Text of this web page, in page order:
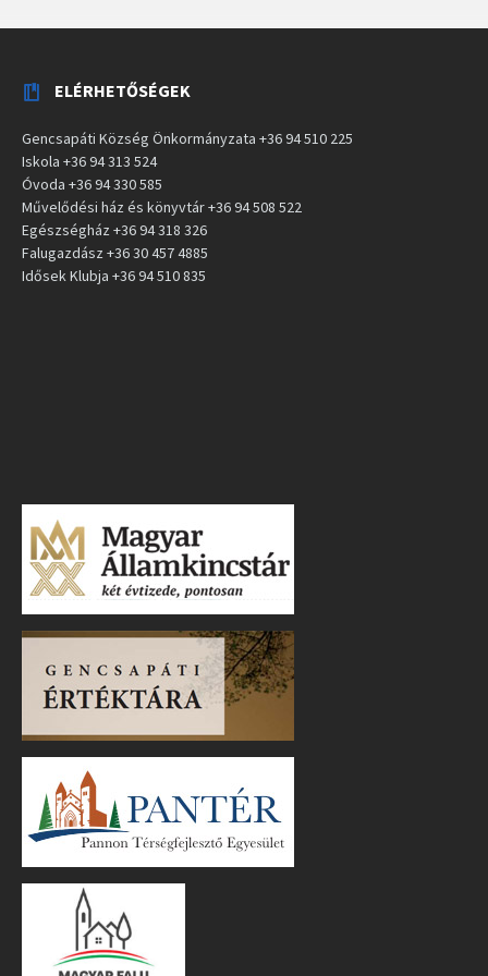
ELÉRHETŐSÉGEK
Gencsapáti Község Önkormányzata +36 94 510 225
Iskola +36 94 313 524
Óvoda +36 94 330 585
Művelődési ház és könyvtár +36 94 508 522
Egészségház +36 94 318 326
Falugazdász +36 30 457 4885
Idősek Klubja +36 94 510 835